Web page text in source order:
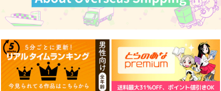
赤髪メイドバニーガー
ルタペストリー
sakiyama幕府
1,100円（税込）
サンプル
作品詳細
remote causes
PASTA'S ESTAB.
2,200円
サンプル
作品詳細
Doll２ ドール
もしカバスタジオ
880
佐藤はるか
サンプル
作品詳細